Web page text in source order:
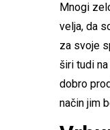
Mnogi
velja, da
za svoje
širi tudi
dobro
način jim